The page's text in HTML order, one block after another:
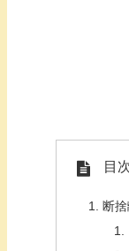
目
断